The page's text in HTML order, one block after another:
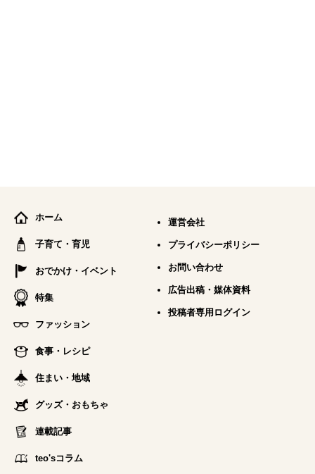
ホーム
子育て・育児
おでかけ・イベント
特集
ファッション
食事・レシピ
住まい・地域
グッズ・おもちゃ
連載記事
teo'sコラム
運営会社
プライバシーポリシー
お問い合わせ
広告出稿・媒体資料
投稿者専用ログイン